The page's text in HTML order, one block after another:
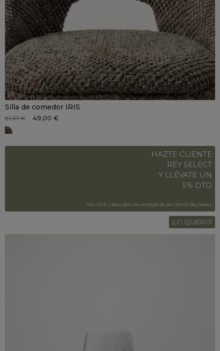
Silla de comedor IRIS
81,67 € 49,00 €
HAZTE CLIENTE
REY SELECT
Y LLÉVATE UN
5% DTO
Haz click y descubre las ventajas de ser cliente Rey Select
¡LO QUIERO!